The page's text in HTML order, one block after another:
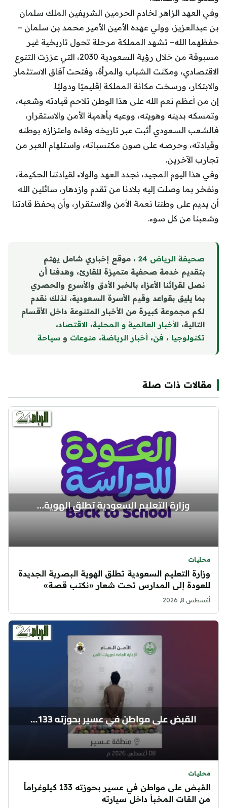
وفي العهد الزاهر لخادم الحرمين الشريفين الملك سلمان
بن عبدالعزيز، وولي عهده الأمين الأمير محمد بن سلمان –
حفظهما الله– تشهد المملكة مرحلة تحول تاريخية غير
مسبوقة من خلال رؤية السعودية 2030، التي عززت التنوع
الاقتصادي، ومكّنت الشباب والمرأة، وفتحت آفاق الاستثمار
والابتكار، ورسخت مكانة المملكة إقليميًا ودوليًا.
إن من أعظم نعم الله على هذا الوطن تلاحم قيادته وشعبه،
وتمسكه بدينه وهويته، ووعيه بأهمية الأمن والاستقرار،
فالشعب السعودي أثبت عبر تاريخه وفاءه واعتزازه بوطنه
وقيادته، وحرصه على صون مكتسباته، واستلهام العبر من
تجارب الآخرين.
وفي هذا اليوم المجيد، نجدد العهد والولاء لقيادتنا الحكيمة،
ونفخر بما وصلت إليه بلادنا من تقدم وازدهار، سائلين الله
أن يديم على وطننا نعمة الأمن والاستقرار، وأن يحفظ قادتنا
وشعبنا من كل سوء.
صحيفة الرياض 24
، موقع إخباري شامل يهتم
بتقديم خدمة صحفية متميزة للقارئ، وهدفنا أن
نصل لقرائنا الأعزاء بالخبر الأدق والأسرع والحصري
بما يليق بقواعد وقيم الأسرة السعودية، لذلك نقدم
لكم مجموعة كبيرة من الأخبار المتنوعة داخل الأقسام
التالية، الأخبار العالمية و المحلية، الاقتصاد،
تكنولوجيا ، فن، أخبار الرياضة، منوعات و سياحة
مقالات ذات صلة
محليات
وزارة التعليم السعودية تطلق الهوية البصرية الجديدة
للعودة إلى المدارس تحت شعار «نكتب قصة»
أغسطس 8, 2026
محليات
القبض على مواطن في عسير بحوزته 133 كيلوغراماً
من القات المخبأ داخل سيارته